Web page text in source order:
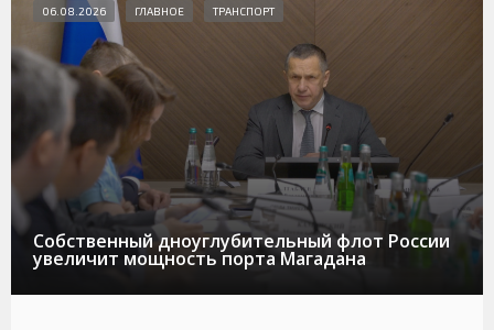
Собственный дноуглубительный флот России
увеличит мощность порта Магадана
06.08.2026 ГЛАВНОЕ ТРАНСПОРТ